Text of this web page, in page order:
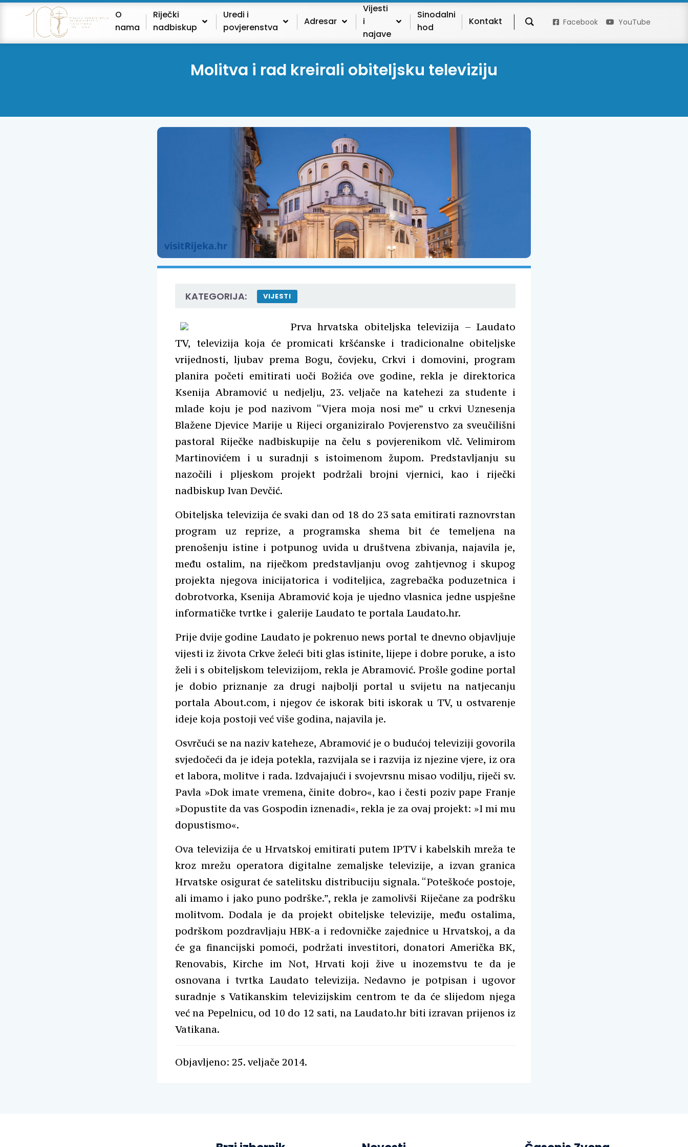
O
nama
Riječki
nadbiskup
Uredi i
povjerenstva
Adresar
Vijesti
i
najave
Sinodalni
hod
Kontakt Facebook YouTube
Molitva i rad kreirali obiteljsku televiziju
KATEGORIJA: VIJESTI
Prva hrvatska obiteljska televizija – Laudato
TV, televizija koja će promicati kršćanske i tradicionalne obiteljske
vrijednosti, ljubav prema Bogu, čovjeku, Crkvi i domovini, program
planira početi emitirati uoči Božića ove godine, rekla je direktorica
Ksenija Abramović u nedjelju, 23. veljače na katehezi za studente i
mlade koju je pod nazivom “Vjera moja nosi me” u crkvi Uznesenja
Blažene Djevice Marije u Rijeci organiziralo Povjerenstvo za sveučilišni
pastoral Riječke nadbiskupije na čelu s povjerenikom vlč. Velimirom
Martinovićem i u suradnji s istoimenom župom. Predstavljanju su
nazočili i pljeskom projekt podržali brojni vjernici, kao i riječki
nadbiskup Ivan Devčić.
Obiteljska televizija će svaki dan od 18 do 23 sata emitirati raznovrstan
program uz reprize, a programska shema bit će temeljena na
prenošenju istine i potpunog uvida u društvena zbivanja, najavila je,
među ostalim, na riječkom predstavljanju ovog zahtjevnog i skupog
projekta njegova inicijatorica i voditeljica, zagrebačka poduzetnica i
dobrotvorka, Ksenija Abramović koja je ujedno vlasnica jedne uspješne
informatičke tvrtke i galerije Laudato te portala Laudato.hr.
Prije dvije godine Laudato je pokrenuo news portal te dnevno objavljuje
vijesti iz života Crkve želeći biti glas istinite, lijepe i dobre poruke, a isto
želi i s obiteljskom televizijom, rekla je Abramović. Prošle godine portal
je dobio priznanje za drugi najbolji portal u svijetu na natjecanju
portala About.com, i njegov će iskorak biti iskorak u TV, u ostvarenje
ideje koja postoji već više godina, najavila je.
Osvrčući se na naziv kateheze, Abramović je o budućoj televiziji govorila
svjedočeći da je ideja potekla, razvijala se i razvija iz njezine vjere, iz ora
et labora, molitve i rada. Izdvajajući i svojevrsnu misao vodilju, riječi sv.
Pavla »Dok imate vremena, činite dobro«, kao i česti poziv pape Franje
»Dopustite da vas Gospodin iznenadi«, rekla je za ovaj projekt: »I mi mu
dopustismo«.
Ova televizija će u Hrvatskoj emitirati putem IPTV i kabelskih mreža te
kroz mrežu operatora digitalne zemaljske televizije, a izvan granica
Hrvatske osigurat će satelitsku distribuciju signala. “Poteškoće postoje,
ali imamo i jako puno podrške.”, rekla je zamolivši Riječane za podršku
molitvom. Dodala je da projekt obiteljske televizije, među ostalima,
podrškom pozdravljaju HBK-a i redovničke zajednice u Hrvatskoj, a da
će ga financijski pomoći, podržati investitori, donatori Američka BK,
Renovabis, Kirche im Not, Hrvati koji žive u inozemstvu te da je
osnovana i tvrtka Laudato televizija. Nedavno je potpisan i ugovor
suradnje s Vatikanskim televizijskim centrom te da će slijedom njega
već na Pepelnicu, od 10 do 12 sati, na Laudato.hr biti izravan prijenos iz
Vatikana.
Objavljeno: 25. veljače 2014.